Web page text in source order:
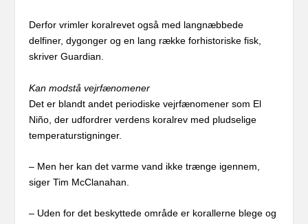
Derfor vrimler koralrevet også med langnæbbede
delfiner, dygonger og en lang række forhistoriske fisk,
skriver Guardian.
Kan modstå vejrfænomener
Det er blandt andet periodiske vejrfænomener som El
Niño, der udfordrer verdens koralrev med pludselige
temperaturstigninger.
– Men her kan det varme vand ikke trænge igennem,
siger Tim McClanahan.
– Uden for det beskyttede område er korallerne blege og